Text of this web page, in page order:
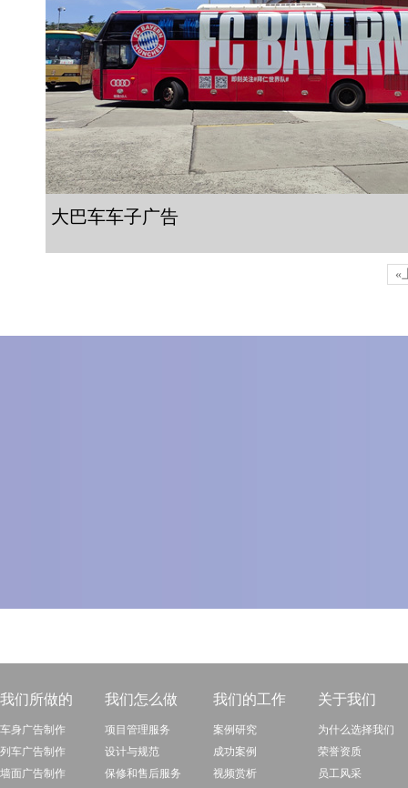
大巴车车子广告
«
我们所做的
车身广告制作
列车广告制作
墙面广告制作
我们怎么做
项目管理服务
设计与规范
保修和售后服务
我们的工作
案例研究
成功案例
视频赏析
关于我们
为什么选择我们
荣誉资质
员工风采